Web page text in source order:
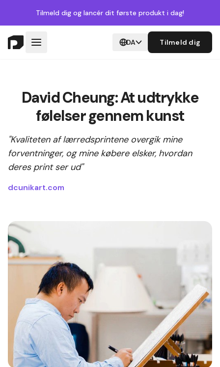
Tilmeld dig og lancér dit første produkt i dag!
DA Tilmeld dig
David Cheung: At udtrykke
følelser gennem kunst
"Kvaliteten af lærredsprintene overgik mine
forventninger, og mine købere elsker, hvordan
deres print ser ud"
dcunikart.com